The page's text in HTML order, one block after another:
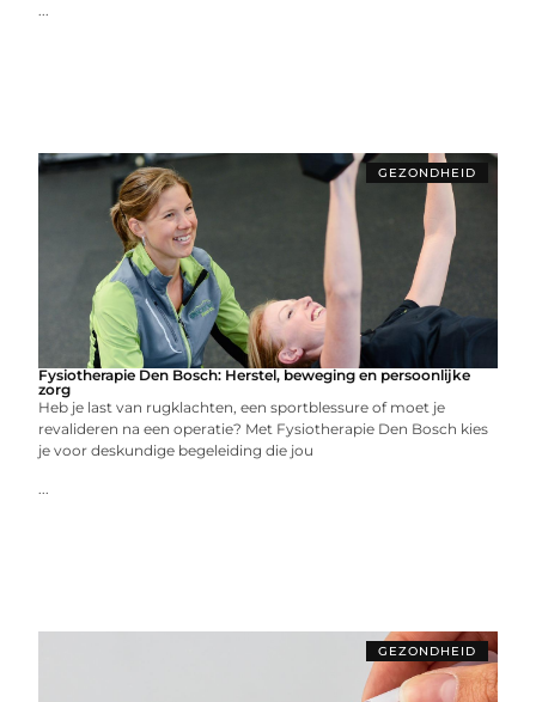
...
GEZONDHEID
Fysiotherapie Den Bosch: Herstel, beweging en persoonlijke
zorg
Heb je last van rugklachten, een sportblessure of moet je
revalideren na een operatie? Met Fysiotherapie Den Bosch kies
je voor deskundige begeleiding die jou
...
GEZONDHEID